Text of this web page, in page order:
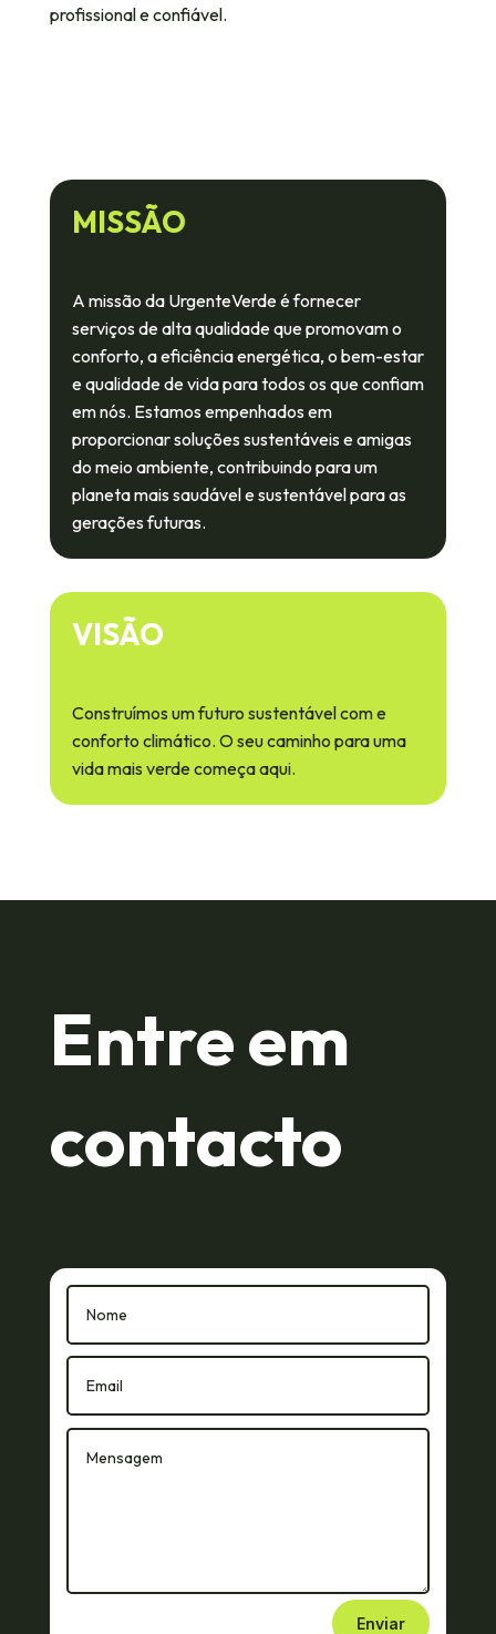
profissional e confiável.
MISSÃO
A missão da UrgenteVerde é fornecer
serviços de alta qualidade que promovam o
conforto, a eficiência energética, o bem-estar
e qualidade de vida para todos os que confiam
em nós. Estamos empenhados em
proporcionar soluções sustentáveis e amigas
do meio ambiente, contribuindo para um
planeta mais saudável e sustentável para as
gerações futuras.
VISÃO
Construímos um futuro sustentável com e
conforto climático. O seu caminho para uma
vida mais verde começa aqui.
Entre em
contacto
Enviar